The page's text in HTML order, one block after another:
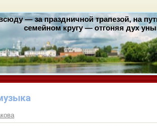
— за праздничной трапезой, на
семейном кругу — отгоняя дух